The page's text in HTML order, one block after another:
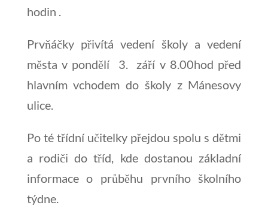
hodin .
Prvňáčky přivítá vedení školy a vedení
města v pondělí 3. září v 8.00hod před
hlavním vchodem do školy z Mánesovy
ulice.
Po té třídní učitelky přejdou spolu s dětmi
a rodiči do tříd, kde dostanou základní
informace o průběhu prvního školního
týdne.